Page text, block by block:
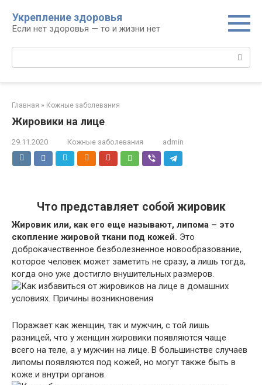
контенту
Укрепление здоровья
Если нет здоровья — то и жизни нет
Поиск:
Главная » Кожные заболевания
Жировики на лице
29.11.2020 Кожные заболевания admin
Что представляет собой жировик
Жировик или, как его еще называют, липома – это
скопление жировой ткани под кожей. Это
доброкачественное безболезненное новообразование,
которое человек может заметить не сразу, а лишь тогда,
когда оно уже достигло внушительных размеров.
Поражает как женщин, так и мужчин, с той лишь
разницей, что у женщин жировики появляются чаще
всего на теле, а у мужчин на лице. В большинстве случаев
липомы появляются под кожей, но могут также быть в
коже и внутри органов.